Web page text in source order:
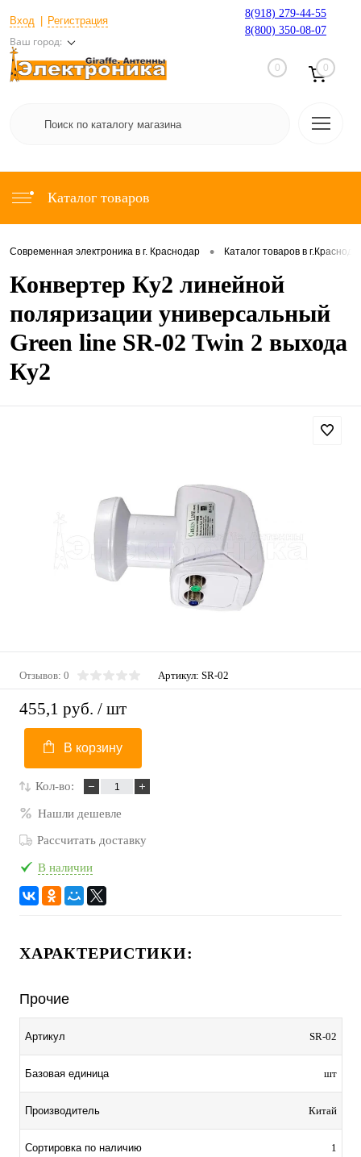
Вход Регистрация
Ваш город:
8(918) 279-44-55
8(800) 350-08-07
0 0
Каталог товаров
Современная электроника в г. Краснодар • Каталог товаров в
Конвертер Ку2 линейной
поляризации универсальный
Green line SR-02 Twin 2 выхода
Ку2
Отзывов: 0 Артикул: SR-02
455,1 руб. / шт
В корзину
Кол-во:
Нашли дешевле
Рассчитать доставку
В наличии
ХАРАКТЕРИСТИКИ:
Прочие
Артикул SR-02
Базовая единица шт
Производитель Китай
Сортировка по наличию 1